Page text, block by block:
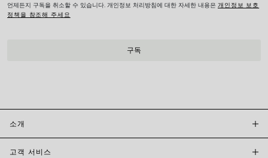
언제든지 구독을 취소할 수 있습니다. 개인정보 처리방침에 대한 자세한 내용은 개인정보 보호
정책을 참조해 주세요
소개
고객 서비스